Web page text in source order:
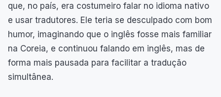
que, no país, era costumeiro falar no idioma nativo
e usar tradutores. Ele teria se desculpado com bom
humor, imaginando que o inglês fosse mais familiar
na Coreia, e continuou falando em inglês, mas de
forma mais pausada para facilitar a tradução
simultânea.